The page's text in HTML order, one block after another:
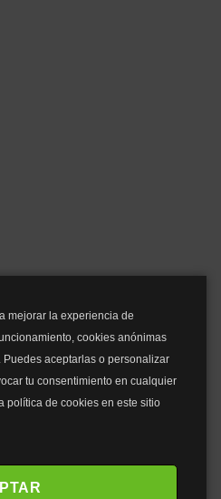
mejorar la experiencia de
cookies anónimas
aceptarlas o personalizar
tu consentimiento en cualquier
política de cookies en este sitio